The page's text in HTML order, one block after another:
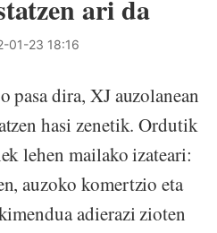
ari da
01-23 18:16
pasa dira, XJ auzolanean
hasi zenetik. Ordutik
lehen mailako izateari:
auzoko komertzio eta
adierazi zioten